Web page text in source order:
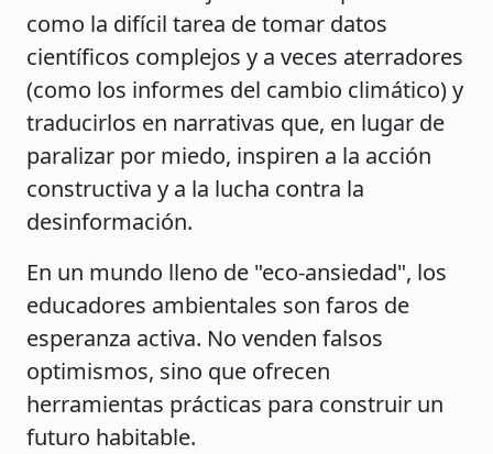
como la difícil tarea de tomar datos
científicos complejos y a veces aterradores
(como los informes del cambio climático) y
traducirlos en narrativas que, en lugar de
paralizar por miedo, inspiren a la acción
constructiva y a la lucha contra la
desinformación.
En un mundo lleno de "eco-ansiedad", los
educadores ambientales son faros de
esperanza activa. No venden falsos
optimismos, sino que ofrecen
herramientas prácticas para construir un
futuro habitable.